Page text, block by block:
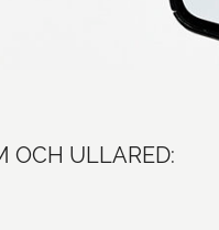
OCH ULLARED: